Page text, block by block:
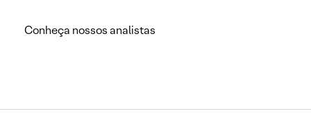
Conheça nossos analistas